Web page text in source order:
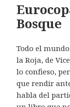
Bosque
Todo el
la Roja, de
lo confieso,
que rendir
habla del